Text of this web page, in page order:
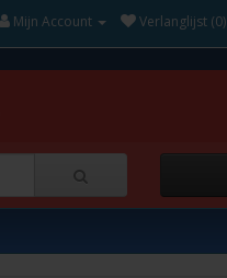
Mijn Account Verlanglijst (0)